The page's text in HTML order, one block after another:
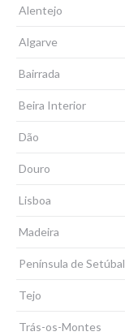
Alentejo
Algarve
Bairrada
Beira Interior
Dão
Douro
Lisboa
Madeira
Península de Setúbal
Tejo
Trás-os-Montes